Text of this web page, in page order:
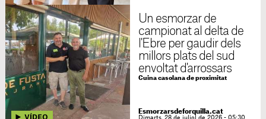
Un esmorzar de
campionat al delta de
l'Ebre per gaudir dels
millors plats del sud
envoltat d'arrossars
Cuina casolana de proximitat
Esmorzarsdeforquilla.cat